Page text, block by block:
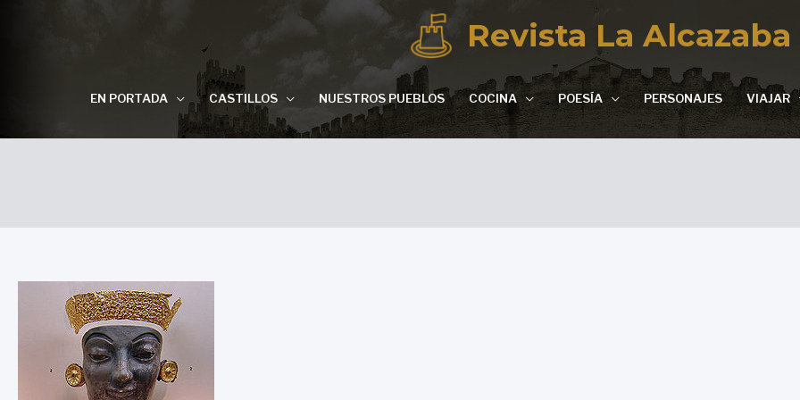
Revista La Alcazaba
EN PORTADA CASTILLOS NUESTROS PUEBLOS COCINA POESÍA PERSONAJES VIAJAR